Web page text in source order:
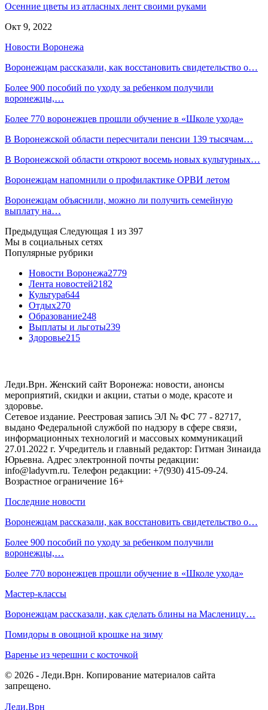
Осенние цветы из атласных лент своими руками
Окт 9, 2022
Новости Воронежа
Воронежцам рассказали, как восстановить свидетельство о…
Более 900 пособий по уходу за ребенком получили
воронежцы,…
Более 770 воронежцев прошли обучение в «Школе ухода»
В Воронежской области пересчитали пенсии 139 тысячам…
В Воронежской области откроют восемь новых культурных…
Воронежцам напомнили о профилактике ОРВИ летом
Воронежцам объяснили, можно ли получить семейную
выплату на…
Предыдущая Следующая 1 из 397
Мы в социальных сетях
Популярные рубрики
Новости Воронежа2779
Лента новостей2182
Культура644
Отдых270
Образование248
Выплаты и льготы239
Здоровье215
Леди.Врн. Женский сайт Воронежа: новости, анонсы
мероприятий, скидки и акции, статьи о моде, красоте и
здоровье.
Сетевое издание. Реестровая запись ЭЛ № ФС 77 - 82717,
выдано Федеральной службой по надзору в сфере связи,
информационных технологий и массовых коммуникаций
27.01.2022 г. Учредитель и главный редактор: Гитман Зинаида
Юрьевна. Адрес электронной почты редакции:
info@ladyvrn.ru. Телефон редакции: +7(930) 415-09-24.
Возрастное ограничение 16+
Последние новости
Воронежцам рассказали, как восстановить свидетельство о…
Более 900 пособий по уходу за ребенком получили
воронежцы,…
Более 770 воронежцев прошли обучение в «Школе ухода»
Мастер-классы
Воронежцам рассказали, как сделать блины на Масленицу…
Помидоры в овощной крошке на зиму
Варенье из черешни с косточкой
© 2026 - Леди.Врн. Копирование материалов сайта
запрещено.
Леди.Врн